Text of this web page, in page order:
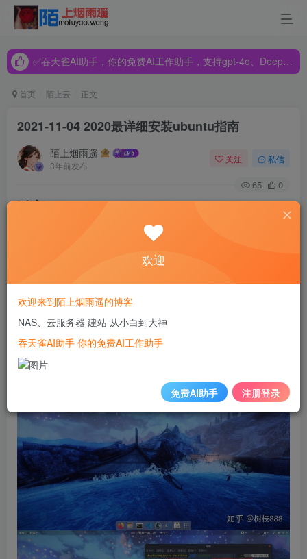
✅吞天雀AI助手，你的免费AI工作助手，支持gpt-4o、DeepSeek、Claude🔥🔥🔥🔥
✅吞天雀AI助手，你的免费AI工作助手，支持gpt-4o、DeepSeek、Claude🔥🔥🔥🔥
首页 陌上云 正文
2021-11-04 2020最详细安装ubuntu指南
陌上烟雨遥
3年前发布
关注 私信
65 0
引言
这周末比较闲，决定给家里的旧笔记本电脑重装一下系统。
因为打算专门用这台电脑写代码（也因为这台电脑的配置过
时了，装win10会比较慢），所以装了Ubuntu18.04。
最终效果
桌面是经过稍微美化的，下一篇文章介绍一下如何美化。
欢迎
欢迎来到陌上烟雨遥的博客
NAS、云服务器 建站 从小白到大神
吞天雀AI助手 你的免费AI工作助手
免费AI助手 注册登录